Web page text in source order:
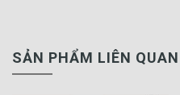
SẢN PHẨM LIÊN QUAN